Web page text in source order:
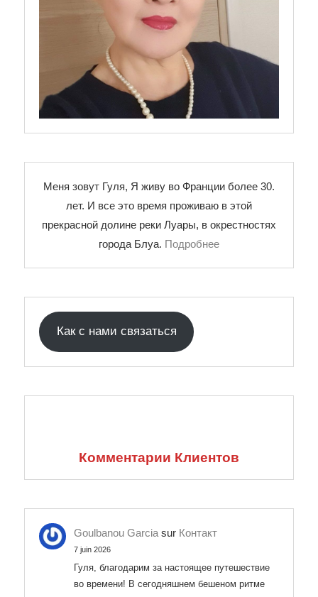
Меня зовут Гуля, Я живу во Франции более 30.
лет. И все это время проживаю в этой
прекрасной долине реки Луары, в окрестностях
города Блуа. Подробнее
Как с нами связаться
Комментарии Клиентов
Goulbanou Garcia sur Контакт
7 juin 2026
Гуля, благодарим за настоящее путешествие
во времени! В сегодняшнем бешеном ритме